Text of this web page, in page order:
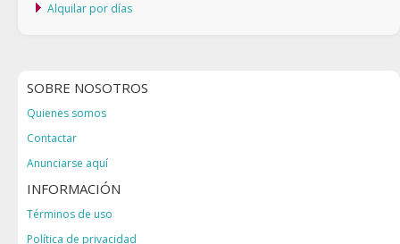
Alquilar por días
SOBRE NOSOTROS
Quienes somos
Contactar
Anunciarse aquí
INFORMACIÓN
Términos de uso
Política de privacidad